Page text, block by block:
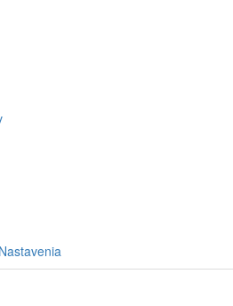
Nastavenia